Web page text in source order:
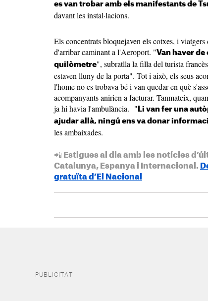
es van trobar amb els manifestants de
davant les instal·lacions.
Els concentrats bloquejaven els cotxes, i
d'arribar caminant a l'Aeroport. "Van haver
quilòmetre", subratlla la filla del turista
estaven lluny de la porta". Tot i això, els seus
l'home no es trobava bé i van quedar en què
acompanyants anirien a facturar. Tanmateix,
ja hi havia l'ambulància. " Li van fer una
ajudar allà, ningú ens va donar
les ambaixades.
📲 Estigues al dia amb les notícies
Catalunya, Espanya i Internacional.
gratuïta d’El Nacional